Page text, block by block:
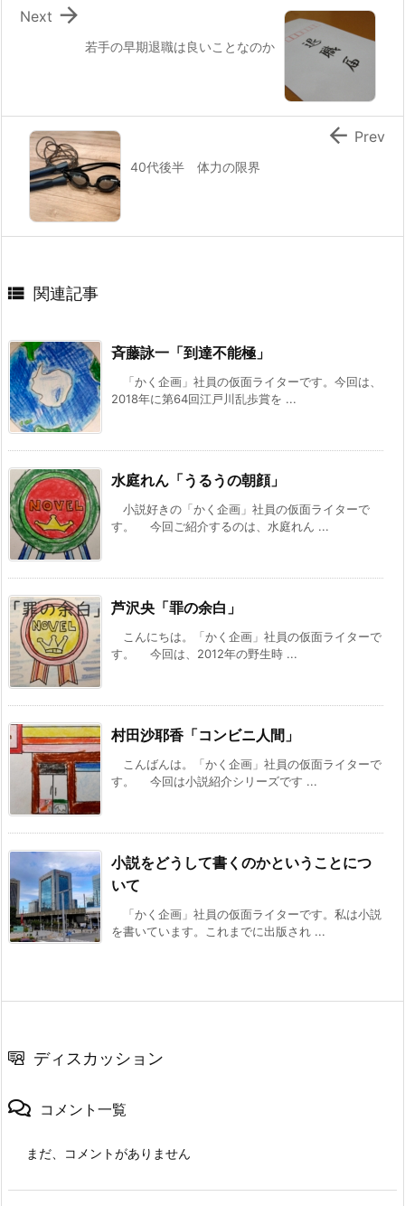
若手の早期退職は良いことなのか

Next
40代後半 体力の限界
 Prev
 関連記事
斉藤詠一「到達不能極」
「かく企画」社員の仮面ライターです。今回は、
2018年に第64回江戸川乱歩賞を ...
水庭れん「うるうの朝顔」
小説好きの「かく企画」社員の仮面ライターで
す。 今回ご紹介するのは、水庭れん ...
芦沢央「罪の余白」
こんにちは。「かく企画」社員の仮面ライターで
す。 今回は、2012年の野生時 ...
村田沙耶香「コンビニ人間」
こんばんは。「かく企画」社員の仮面ライターで
す。 今回は小説紹介シリーズです ...
小説をどうして書くのかということにつ
いて
「かく企画」社員の仮面ライターです。私は小説
を書いています。これまでに出版され ...
ディスカッション
コメント一覧
まだ、コメントがありません